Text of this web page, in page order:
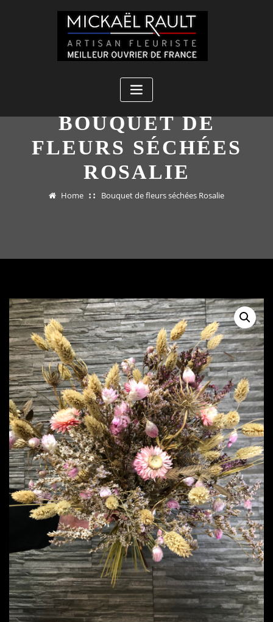
BOUQUET DE
FLEURS SÉCHÉES
ROSALIE
Home Bouquet de fleurs séchées Rosalie